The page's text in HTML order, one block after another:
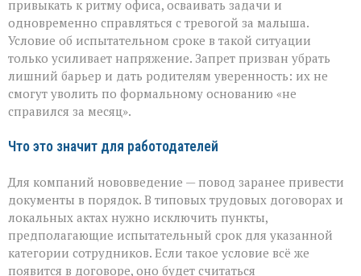
привыкать к ритму офиса, осваивать задачи и
одновременно справляться с тревогой за малыша.
Условие об испытательном сроке в такой ситуации
только усиливает напряжение. Запрет призван убрать
лишний барьер и дать родителям уверенность: их не
смогут уволить по формальному основанию «не
справился за месяц».
Что это значит для работодателей
Для компаний нововведение — повод заранее привести
документы в порядок. В типовых трудовых договорах и
локальных актах нужно исключить пункты,
предполагающие испытательный срок для указанной
категории сотрудников. Если такое условие всё же
появится в договоре, оно будет считаться